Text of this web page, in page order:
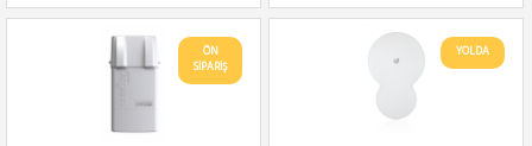
ÖN
SİPARİŞ
YOLDA